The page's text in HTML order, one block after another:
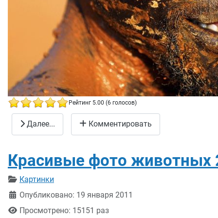
Рейтинг 5.00 (6 голосов)
Красивые фотографии людей 12
Далее... Комментировать
Красивые фото животных
Информация о материале
Картинки
Опубликовано: 19 января 2011
Просмотрено: 15151 раз